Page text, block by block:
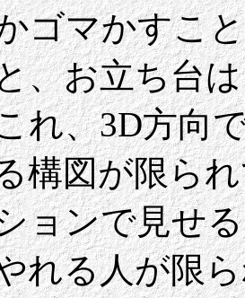
ゴマかすこ
、お立ち台
れ、3D方向
構図が限ら
ョンで見せ
れる人が限